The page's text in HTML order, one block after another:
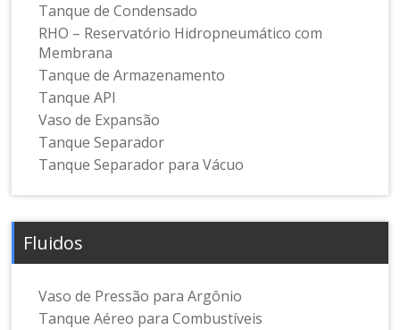
Tanque de Condensado
RHO – Reservatório Hidropneumático com
Membrana
Tanque de Armazenamento
Tanque API
Vaso de Expansão
Tanque Separador
Tanque Separador para Vácuo
Fluidos
Vaso de Pressão para Argônio
Tanque Aéreo para Combustíveis